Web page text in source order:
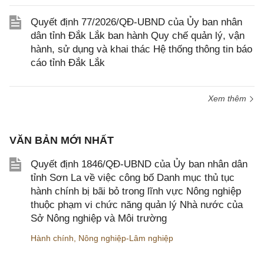
Quyết định 77/2026/QĐ-UBND của Ủy ban nhân
dân tỉnh Đắk Lắk ban hành Quy chế quản lý, vận
hành, sử dụng và khai thác Hệ thống thông tin báo
cáo tỉnh Đắk Lắk
Xem thêm
VĂN BẢN MỚI NHẤT
Quyết định 1846/QĐ-UBND của Ủy ban nhân dân
tỉnh Sơn La về việc công bố Danh mục thủ tục
hành chính bị bãi bỏ trong lĩnh vực Nông nghiệp
thuộc phạm vi chức năng quản lý Nhà nước của
Sở Nông nghiệp và Môi trường
Hành chính Nông nghiệp-Lâm nghiệp